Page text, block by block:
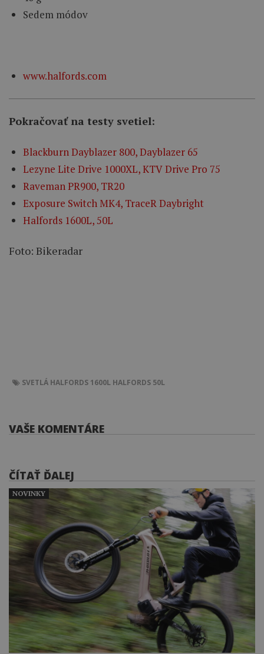
Sedem módov
www.halfords.com
Pokračovať na testy svetiel:
Blackburn Dayblazer 800, Dayblazer 65
Lezyne Lite Drive 1000XL, KTV Drive Pro 75
Raveman PR900, TR20
Exposure Switch MK4, TraceR Daybright
Halfords 1600L, 50L
Foto: Bikeradar
SVETLÁ HALFORDS 1600L HALFORDS 50L
VAŠE KOMENTÁRE
ČÍTAŤ ĎALEJ
NOVINKY